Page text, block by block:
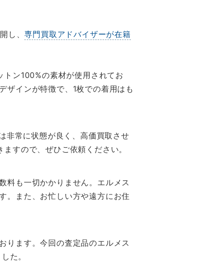
し、専門買取アドバイザーが在籍
ン100%の素材が使用されてお
ザインが特徴で、1枚での着用はも
非常に状態が良く、高価買取させ
すので、ぜひご依頼ください。
料も一切かかりません。エルメス
。また、お忙しい方や遠方にお住
ります。今回の査定品のエルメス
た。